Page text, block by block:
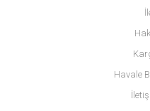
Ürün resmi kalitesiz, bozuk
Ürün açıklamasında eksik
Ürün bilgilerinde hatalar
Ürün fiyatı diğer sitelerden
Havale